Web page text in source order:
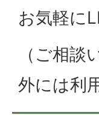
お気軽に
（ご相
外には利